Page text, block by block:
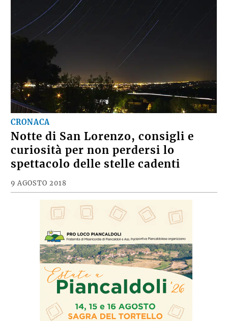
CRONACA
Notte di San Lorenzo, consigli e
curiosità per non perdersi lo
spettacolo delle stelle cadenti
9 AGOSTO 2018